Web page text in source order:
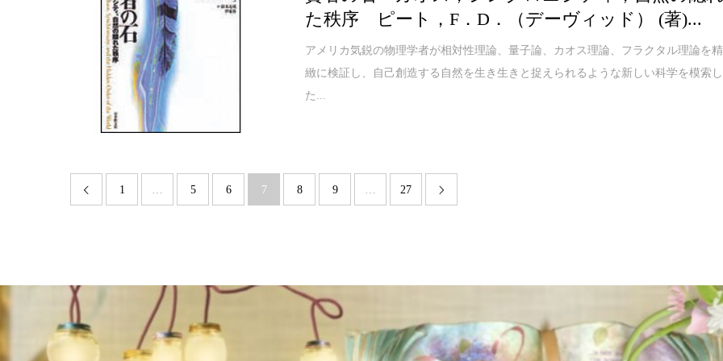
た秩序 ピート，F．D．（デーヴィッド） (著)...
アメリカ気鋭の物理学者が相対性理論、量子論、カオス理論、フラクタル理論を精
緻に検証し、自己創造する自然を生き生きと捉えられるような新しい科学を模索し
た...
 1 5 6 7 8 9 27 